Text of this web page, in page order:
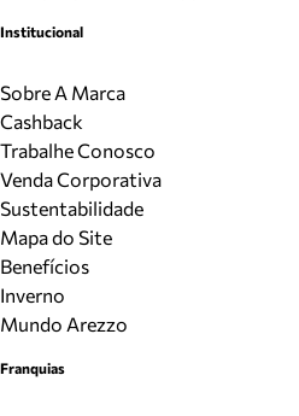
Institucional
Sobre A Marca
Cashback
Trabalhe Conosco
Venda Corporativa
Sustentabilidade
Mapa do Site
Benefícios
Inverno
Mundo Arezzo
Franquias